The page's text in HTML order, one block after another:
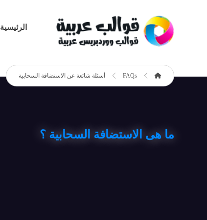
الرئيسية
FAQs أسئلة شائعة عن الاستضافة السحابية
ما هى الاستضافة السحابية ؟